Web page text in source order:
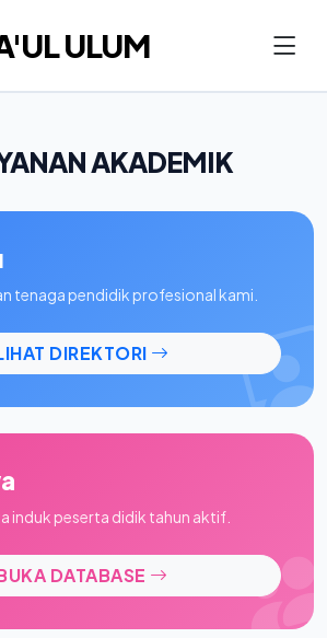
ULUM
AKADEMIK
tenaga pendidik profesional kami.
DIREKTORI
induk peserta didik tahun aktif.
DATABASE